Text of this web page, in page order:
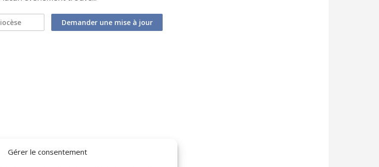
Gérer le consentement
Demander une mise à jour